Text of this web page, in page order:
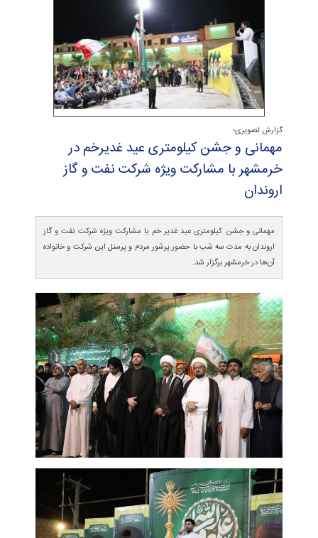
گزارش تصویری؛
مهمانی و جشن كیلومتری عید غدیرخم در
خرمشهر با مشاركت ویژه شركت نفت و گاز
اروندان
مهمانی و جشن کیلومتری عید غدیر خم با مشارکت ویژه شرکت نفت و گاز
اروندان به مدت سه شب با حضور پرشور مردم و پرسنل این شرکت و خانواده
آن‌ها در خرمشهر برگزار شد.